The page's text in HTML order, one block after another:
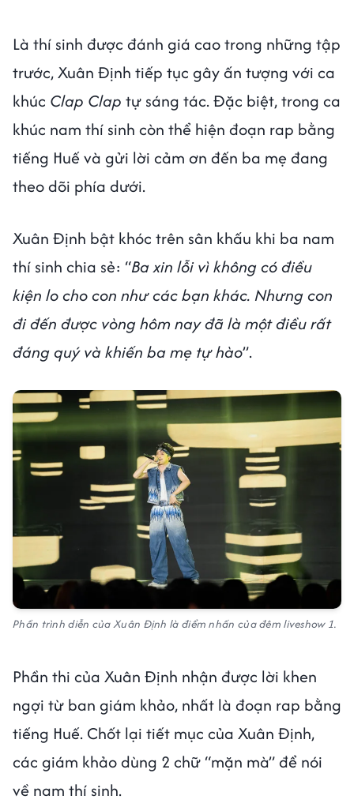
Là thí sinh được đánh giá cao trong những tập
trước, Xuân Định tiếp tục gây ấn tượng với ca
khúc Clap Clap tự sáng tác. Đặc biệt, trong ca
khúc nam thí sinh còn thể hiện đoạn rap bằng
tiếng Huế và gửi lời cảm ơn đến ba mẹ đang
theo dõi phía dưới.
Xuân Định bật khóc trên sân khấu khi ba nam
thí sinh chia sẻ: “Ba xin lỗi vì không có điều
kiện lo cho con như các bạn khác. Nhưng con
đi đến được vòng hôm nay đã là một điều rất
đáng quý và khiến ba mẹ tự hào”.
Phần trình diễn của Xuân Định là điểm nhấn của đêm liveshow 1.
Phần thi của Xuân Định nhận được lời khen
ngợi từ ban giám khảo, nhất là đoạn rap bằng
tiếng Huế. Chốt lại tiết mục của Xuân Định,
các giám khảo dùng 2 chữ “mặn mà” để nói
về nam thí sinh.